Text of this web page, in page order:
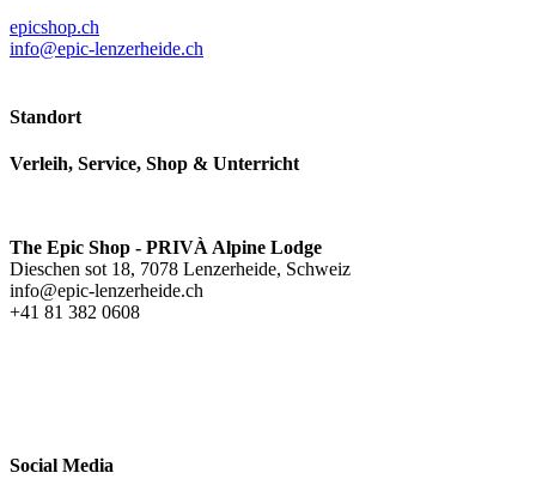
epicshop.ch
info@epic-lenzerheide.ch
Standort
Verleih, Service, Shop & Unterricht
The Epic Shop - PRIVÀ Alpine Lodge
Dieschen sot 18, 7078 Lenzerheide, Schweiz
info@epic-lenzerheide.ch
+41 81 382 0608
Social Media